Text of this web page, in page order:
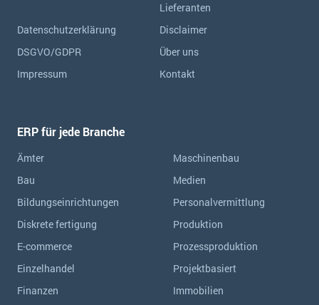
Lieferanten
Datenschutzerklärung
Disclaimer
DSGVO/GDPR
Über uns
Impressum
Kontakt
ERP für jede Branche
Ämter
Bau
Bildungseinrichtungen
Diskrete fertigung
E-commerce
Einzelhandel
Finanzen
Maschinenbau
Medien
Personalvermittlung
Produktion
Prozessproduktion
Projektbasiert
Immobilien